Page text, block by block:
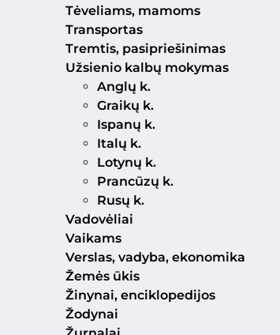
Tėveliams, mamoms
Transportas
Tremtis, pasipriešinimas
Užsienio kalbų mokymas
Anglų k.
Graikų k.
Ispanų k.
Italų k.
Lotynų k.
Prancūzų k.
Rusų k.
Vadovėliai
Vaikams
Verslas, vadyba, ekonomika
Žemės ūkis
Žinynai, enciklopedijos
Žodynai